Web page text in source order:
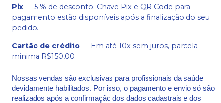
Pix - 5 % de desconto. Chave Pix e QR Code para
pagamento estão disponíveis após a finalização do seu
pedido.
Cartão de crédito - Em até 10x sem juros, parcela
minima R$150,00.
Nossas vendas são exclusivas para profissionais da saúde
devidamente habilitados. Por isso, o pagamento e envio só são
realizados após a confirmação dos dados cadastrais e dos